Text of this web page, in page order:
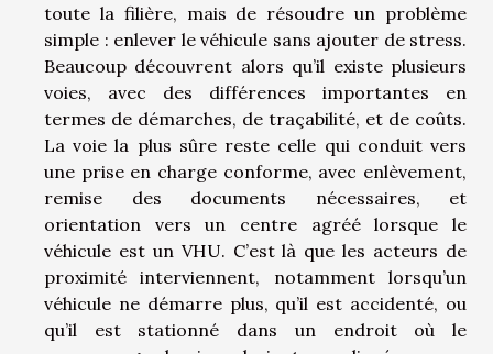
toute la filière, mais de résoudre un problème
simple : enlever le véhicule sans ajouter de stress.
Beaucoup découvrent alors qu’il existe plusieurs
voies, avec des différences importantes en
termes de démarches, de traçabilité, et de coûts.
La voie la plus sûre reste celle qui conduit vers
une prise en charge conforme, avec enlèvement,
remise des documents nécessaires, et
orientation vers un centre agréé lorsque le
véhicule est un VHU. C’est là que les acteurs de
proximité interviennent, notamment lorsqu’un
véhicule ne démarre plus, qu’il est accidenté, ou
qu’il est stationné dans un endroit où le